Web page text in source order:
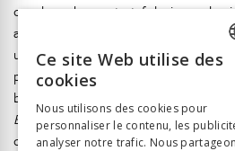
cum l-am demonstrat, folosirea
acest sens pare foarte uimitoare.
unică în opera lui Caelius,manducare
pare deci ciudat că, pentru a numi
banală ca cea de a înghiţi alimente,
Bolilor cronicefoloseşte întotdeauna
de exemplu cibum sumere,sorbere,
Ce site Web utilise des
cookies
Nous utilisons des cookies pour
personnaliser le contenu, les
analyser notre trafic. Nous